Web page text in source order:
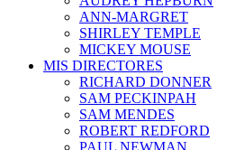
ANN-MARGRET
SHIRLEY TEMPLE
MICKEY MOUSE
MIS DIRECTORES
RICHARD DONNER
SAM PECKINPAH
SAM MENDES
ROBERT REDFORD
PAUL NEWMAN